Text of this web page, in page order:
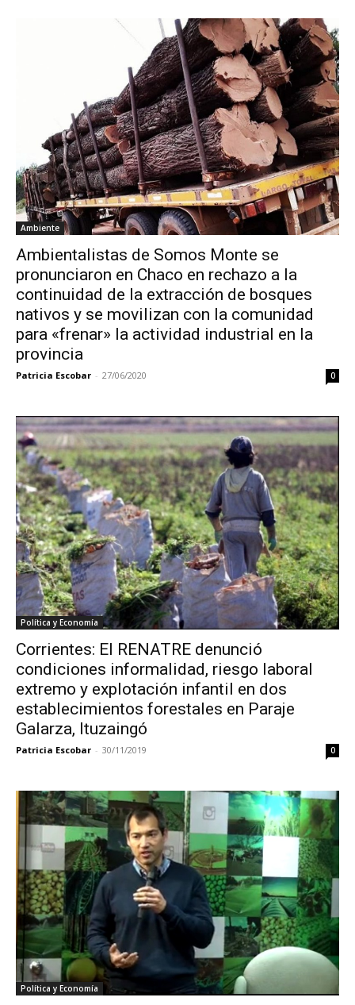
Ambiente
Ambientalistas de Somos Monte se
pronunciaron en Chaco en rechazo a la
continuidad de la extracción de bosques
nativos y se movilizan con la comunidad
para «frenar» la actividad industrial en la
provincia
Patricia Escobar - 27/06/2020 0
Política y Economía
Corrientes: El RENATRE denunció
condiciones informalidad, riesgo laboral
extremo y explotación infantil en dos
establecimientos forestales en Paraje
Galarza, Ituzaingó
Patricia Escobar - 30/11/2019 0
Política y Economía